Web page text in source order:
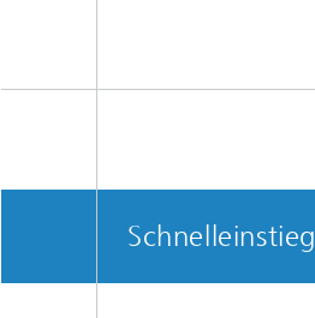
Schnelleinstieg